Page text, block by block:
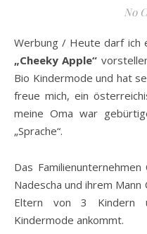
No
Werbung / Heute darf
„Cheeky Apple“
Bio Kindermode und hat
freue mich, ein
meine Oma war
„Sprache“.
Das
Nadescha und ihrem
Eltern von 3 Kindern
Kindermode ankommt.